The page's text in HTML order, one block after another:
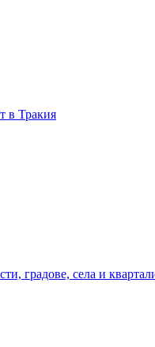
в Тракия
градове, села и